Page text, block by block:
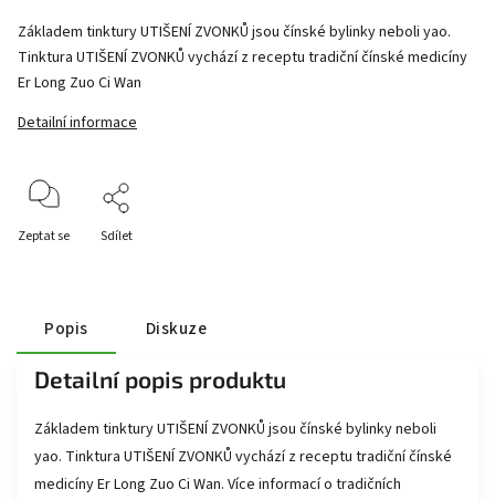
Základem tinktury UTIŠENÍ ZVONKŮ jsou čínské bylinky neboli yao.
Tinktura UTIŠENÍ ZVONKŮ vychází z receptu tradiční čínské medicíny
Er Long Zuo Ci Wan
Detailní informace
Zeptat se Sdílet
Popis Diskuze
Detailní popis produktu
Základem tinktury UTIŠENÍ ZVONKŮ jsou čínské bylinky neboli
yao. Tinktura UTIŠENÍ ZVONKŮ vychází z receptu tradiční čínské
medicíny Er Long Zuo Ci Wan. Více informací o tradičních